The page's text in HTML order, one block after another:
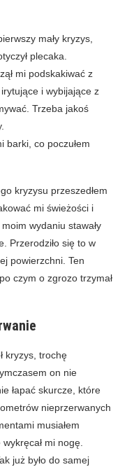
mały kryzys,
plecaka.
mi podskakiwać z
irytujące i wybijające z
Trzeba jakoś
barki, co poczułem
kryzysu przeszedłem
mi świeżości i
wydaniu stawały
Przerodziło się to w
powierzchni. Ten
czym o zgrozo trzymał
kryzys, trochę
on nie
łapać skurcze, które
nieprzerwanych
musiałem
mi nogę.
już było do samej